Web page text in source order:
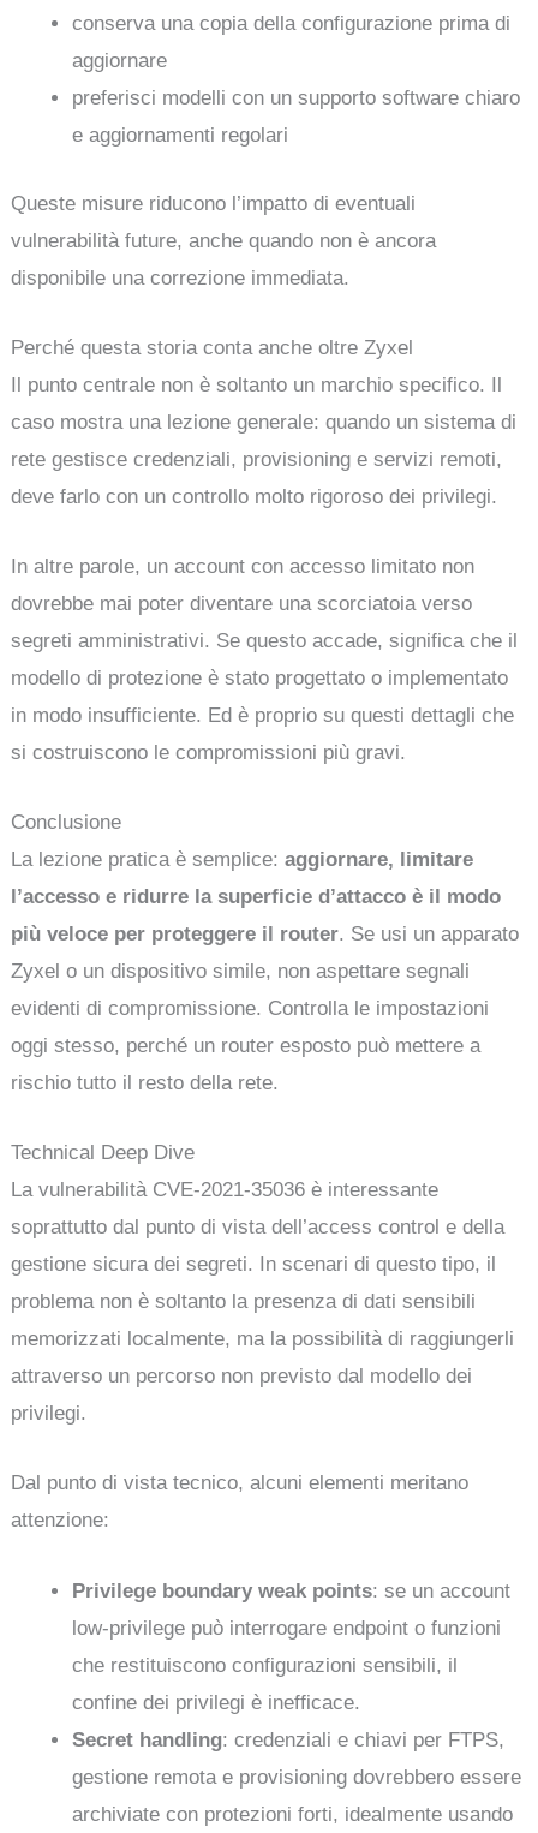
conserva una copia della configurazione prima di
aggiornare
preferisci modelli con un supporto software chiaro
e aggiornamenti regolari
Queste misure riducono l’impatto di eventuali
vulnerabilità future, anche quando non è ancora
disponibile una correzione immediata.
Perché questa storia conta anche oltre Zyxel
Il punto centrale non è soltanto un marchio specifico. Il
caso mostra una lezione generale: quando un sistema di
rete gestisce credenziali, provisioning e servizi remoti,
deve farlo con un controllo molto rigoroso dei privilegi.
In altre parole, un account con accesso limitato non
dovrebbe mai poter diventare una scorciatoia verso
segreti amministrativi. Se questo accade, significa che il
modello di protezione è stato progettato o implementato
in modo insufficiente. Ed è proprio su questi dettagli che
si costruiscono le compromissioni più gravi.
Conclusione
La lezione pratica è semplice:aggiornare, limitare
l’accesso e ridurre la superficie d’attacco è il modo
più veloce per proteggere il router. Se usi un apparato
Zyxel o un dispositivo simile, non aspettare segnali
evidenti di compromissione. Controlla le impostazioni
oggi stesso, perché un router esposto può mettere a
rischio tutto il resto della rete.
Technical Deep Dive
La vulnerabilità CVE-2021-35036 è interessante
soprattutto dal punto di vista dell’access control e della
gestione sicura dei segreti. In scenari di questo tipo, il
problema non è soltanto la presenza di dati sensibili
memorizzati localmente, ma la possibilità di raggiungerli
attraverso un percorso non previsto dal modello dei
privilegi.
Dal punto di vista tecnico, alcuni elementi meritano
attenzione:
Privilege boundary weak points: se un account
low-privilege può interrogare endpoint o funzioni
che restituiscono configurazioni sensibili, il
confine dei privilegi è inefficace.
Secret handling: credenziali e chiavi per FTPS,
gestione remota e provisioning dovrebbero essere
archiviate con protezioni forti, idealmente usando